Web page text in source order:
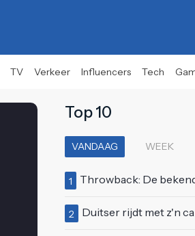
TV Verkeer Influencers Tech
Top 10
VANDAAG WEEK
1 Throwback: De bekende "Buurman, wat
2 Duitser rijdt met z'n caravan een